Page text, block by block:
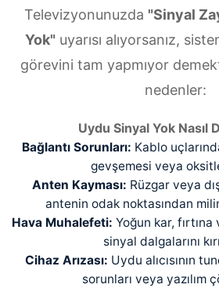
Televizyonunuzda "Sinyal
Yok" uyarısı alıyorsanız,
görevini tam yapmıyor
nedenler:
Uydu Sinyal Yok Nasıl
Bağlantı Sorunları: Kablo
gevşemesi veya
Anten Kayması: Rüzgar veya
antenin odak noktasından
Hava Muhalefeti: Yoğun kar, fırtına
sinyal dalgalarını
Cihaz Arızası: Uydu alıcısının
sorunları veya yazılım